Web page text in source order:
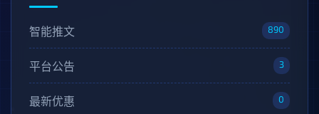
智能推文 890
平台公告 3
最新优惠 0